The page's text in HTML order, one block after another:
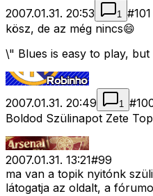
2007.01.31. 20:53 1 #101
kösz, de az még nincs😄
\" Blues is easy to play,
2007.01.31. 20:49 1 #
Boldod Szülinapot Zete
2007.01.31. 13:21#99
ma van a topik nyitónk
látogatja az oldalt, a